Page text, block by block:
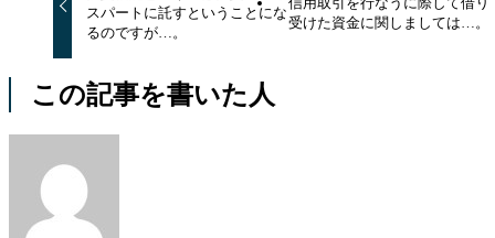
スパートに託すということにな
るのですが…。
受けた資金に関しましては…。
この記事を書いた人